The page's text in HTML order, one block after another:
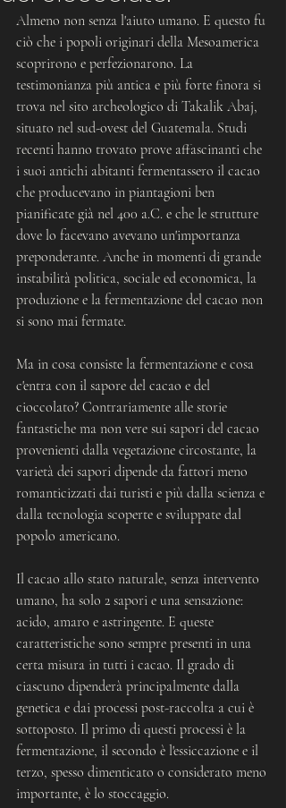
Almeno non senza l'aiuto umano. E questo fu
ciò che i popoli originari della Mesoamerica
scoprirono e perfezionarono. La
testimonianza più antica e più forte finora si
trova nel sito archeologico di Takalik Abaj,
situato nel sud-ovest del Guatemala. Studi
recenti hanno trovato prove affascinanti che
i suoi antichi abitanti fermentassero il cacao
che producevano in piantagioni ben
pianificate già nel 400 a.C. e che le strutture
dove lo facevano avevano un'importanza
preponderante. Anche in momenti di grande
instabilità politica, sociale ed economica, la
produzione e la fermentazione del cacao non
si sono mai fermate.
Ma in cosa consiste la fermentazione e cosa
c'entra con il sapore del cacao e del
cioccolato? Contrariamente alle storie
fantastiche ma non vere sui sapori del cacao
provenienti dalla vegetazione circostante, la
varietà dei sapori dipende da fattori meno
romanticizzati dai turisti e più dalla scienza e
dalla tecnologia scoperte e sviluppate dal
popolo americano.
Il cacao allo stato naturale, senza intervento
umano, ha solo 2 sapori e una sensazione:
acido, amaro e astringente. E queste
caratteristiche sono sempre presenti in una
certa misura in tutti i cacao. Il grado di
ciascuno dipenderà principalmente dalla
genetica e dai processi post-raccolta a cui è
sottoposto. Il primo di questi processi è la
fermentazione, il secondo è l'essiccazione e il
terzo, spesso dimenticato o considerato meno
importante, è lo stoccaggio.